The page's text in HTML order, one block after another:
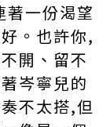
著一份渴望
。也許你,
開、留不
岑寧兒的
不太搭,但